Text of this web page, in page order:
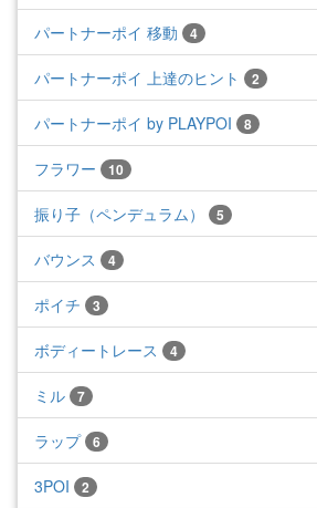
パートナーポイ 移動 4
パートナーポイ 上達のヒント 2
パートナーポイ by PLAYPOI 8
フラワー 10
振り子（ペンデュラム） 5
バウンス 4
ポイチ 3
ボディートレース 4
ミル 7
ラップ 6
3POI 2